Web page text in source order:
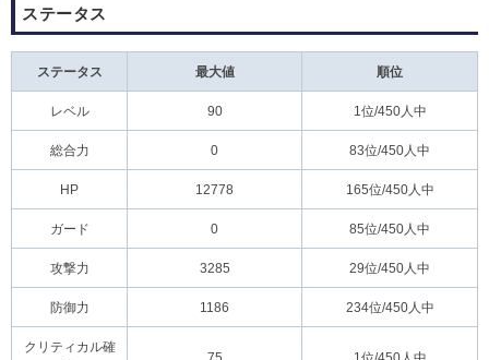
ステータス
ステータス 最大値 順位
レベル 90 1位/450人中
総合力 0 83位/450人中
HP 12778 165位/450人中
ガード 0 85位/450人中
攻撃力 3285 29位/450人中
防御力 1186 234位/450人中
クリティカル確